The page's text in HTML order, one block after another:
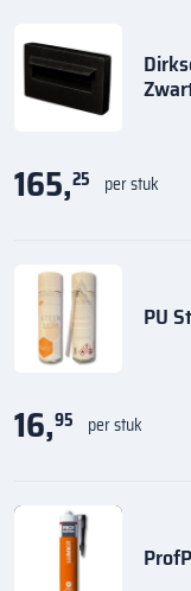
165,25 per stuk
PU
16,95 per stuk